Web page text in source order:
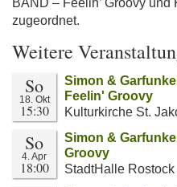
BAND – Feelin’ Groovy
zugeordnet.
Weitere
So
18. Okt
15:30
Simon &
Feelin' Groovy
Kulturkirche St.
So
4. Apr
18:00
Simon &
Groovy
StadtHalle Rostock